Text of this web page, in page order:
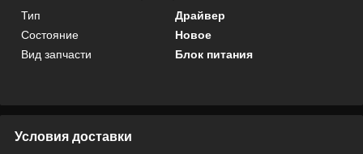
Тип
Драйвер
Состояние
Новое
Вид запчасти
Блок питания
Условия доставки